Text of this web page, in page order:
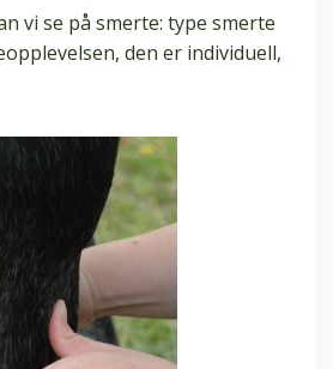
vi se på smerte: type smerte
den er individuell,